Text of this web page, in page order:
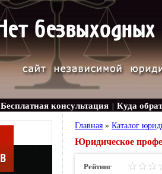
Бесплатная консультация Куда
Главная » Каталог
Юридическое
Рейтинг